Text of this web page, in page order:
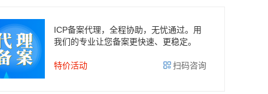
ICP备案代理，全程协助，无忧通过。用
我们的专业让您备案更快速、更稳定。
特价活动 扫码咨询